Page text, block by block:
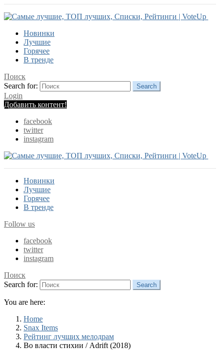
Новинки
Лучшие
Горячее
В тренде
Поиск
Search for:
Search
Login
Добавить контент!
facebook
twitter
instagram
Новинки
Лучшие
Горячее
В тренде
Follow us
facebook
twitter
instagram
Поиск
Search for:
Search
You are here:
Home
Snax Items
Рейтинг лучших мелодрам
Во власти стихии / Adrift (2018)